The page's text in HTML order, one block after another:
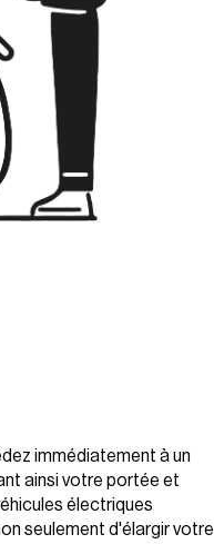
immédiatement à un
ainsi votre portée et
électriques
seulement d'élargir votre